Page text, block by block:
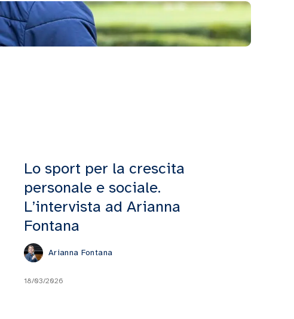
Lo sport per la crescita
personale e sociale.
L’intervista ad Arianna
Fontana
Arianna Fontana
18/03/2026